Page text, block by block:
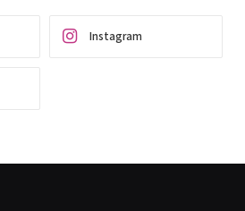
Instagram